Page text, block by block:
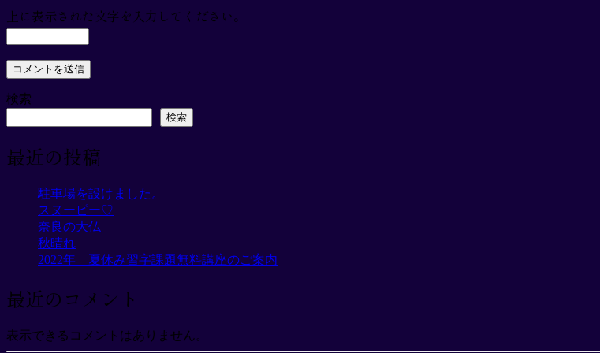
上に表示された文字を入力してください。
検索
検索
最近の投稿
駐車場を設けました。
スヌーピー♡
奈良の大仏
秋晴れ
2022年 夏休み習字課題無料講座のご案内
最近のコメント
表示できるコメントはありません。